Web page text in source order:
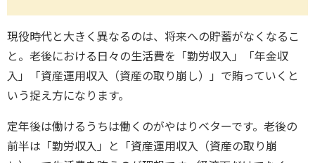
現役時代と大きく異なるのは、将来への貯蓄がなくなるこ
と。老後における日々の生活費を「勤労収入」「年金収
入」「資産運用収入（資産の取り崩し）」で賄っていくと
いう捉え方になります。
定年後は働けるうちは働くのがやはりベターです。老後の
前半は「勤労収入」と「資産運用収入（資産の取り崩